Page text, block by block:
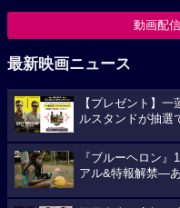
動画配
最新映画ニュース
【プレゼント】
ルスタンドが抽選
『ブルーヘロン
アル&特報解禁―